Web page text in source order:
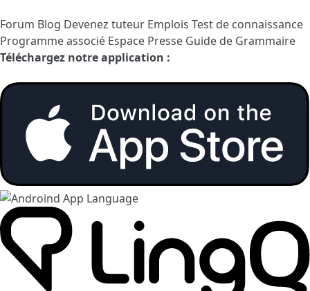
Forum Blog Devenez tuteur Emplois Test de connaissance
Programme associé Espace Presse Guide de Grammaire
Téléchargez notre application :